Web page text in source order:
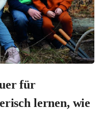
für
lernen, wie